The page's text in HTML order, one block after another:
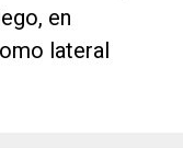
en
lateral